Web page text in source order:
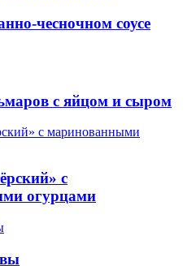
чесночном соусе
с яйцом и сыром
с
огурцами